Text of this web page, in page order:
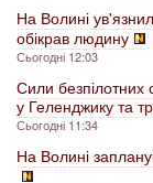
На Волині
обікрав людину
Сьогодні 12:03
Сили безпілотних
у Геленджику та
Сьогодні 11:34
На Волині